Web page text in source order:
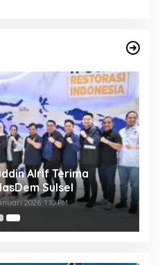
Alrif Terima
Sulsel
2026, 1:10 PM